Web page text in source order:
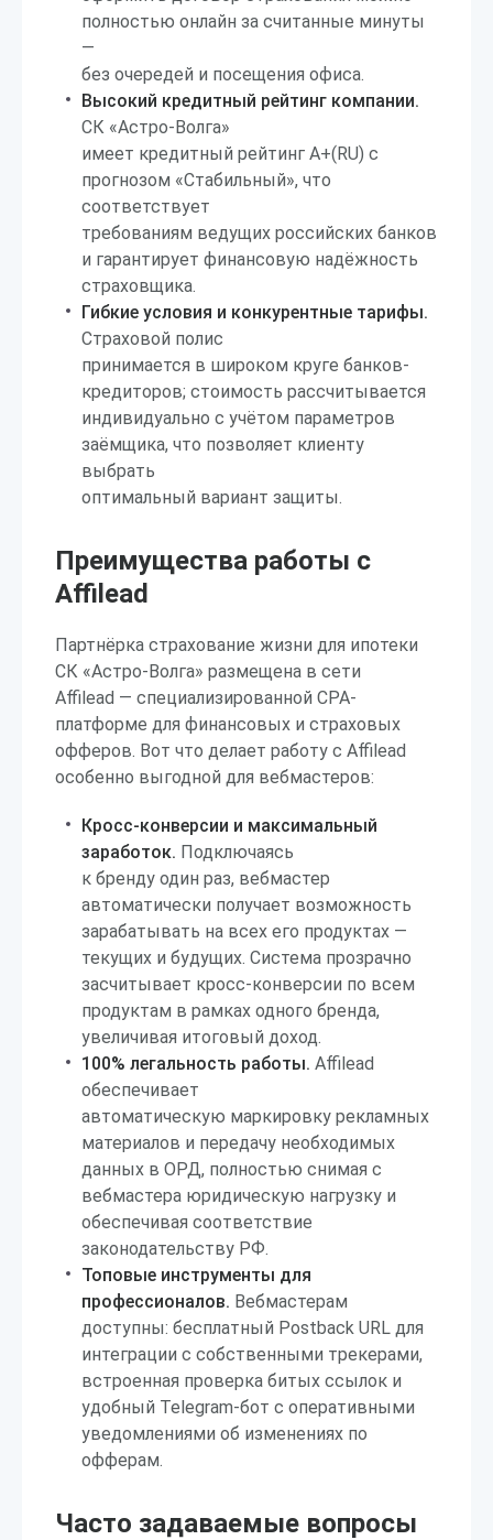
полностью онлайн за считанные минуты
—
без очередей и посещения офиса.
Высокий кредитный рейтинг компании.
СК «Астро-Волга»
имеет кредитный рейтинг А+(RU) с
прогнозом «Стабильный», что
соответствует
требованиям ведущих российских банков
и гарантирует финансовую надёжность
страховщика.
Гибкие условия и конкурентные тарифы.
Страховой полис
принимается в широком круге банков-
кредиторов; стоимость рассчитывается
индивидуально с учётом параметров
заёмщика, что позволяет клиенту
выбрать
оптимальный вариант защиты.
Преимущества работы с
Affilead
Партнёрка страхование жизни для ипотеки
СК «Астро-Волга» размещена в сети
Affilead — специализированной CPA-
платформе для финансовых и страховых
офферов. Вот что делает работу с Affilead
особенно выгодной для вебмастеров:
Кросс-конверсии и максимальный
заработок. Подключаясь
к бренду один раз, вебмастер
автоматически получает возможность
зарабатывать на всех его продуктах —
текущих и будущих. Система прозрачно
засчитывает кросс-конверсии по всем
продуктам в рамках одного бренда,
увеличивая итоговый доход.
100% легальность работы. Affilead
обеспечивает
автоматическую маркировку рекламных
материалов и передачу необходимых
данных в ОРД, полностью снимая с
вебмастера юридическую нагрузку и
обеспечивая соответствие
законодательству РФ.
Топовые инструменты для
профессионалов. Вебмастерам
доступны: бесплатный Postback URL для
интеграции с собственными трекерами,
встроенная проверка битых ссылок и
удобный Telegram-бот с оперативными
уведомлениями об изменениях по
офферам.
Часто задаваемые вопросы